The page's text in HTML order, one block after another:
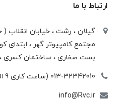
ارتباط با ما
گیلان ، رشت ، خيابان انقلاب (
مجتمع كامپيوتر گهر ، ابتدای
بست صفاری ، ساختمان كسری
013-32342010 (ساعت کاری 9 الی 20:30)
info@Rvc.ir